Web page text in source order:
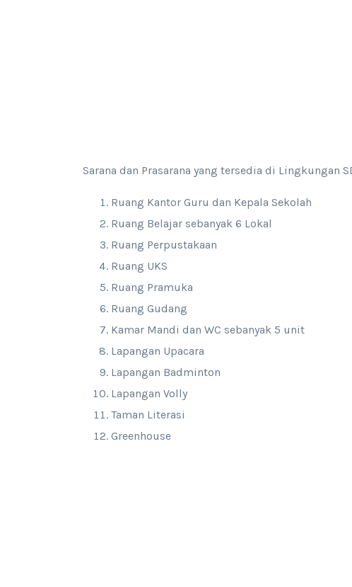
Sarana dan Prasarana yang tersedia di Lingkungan
Ruang Kantor Guru dan Kepala Sekolah
Ruang Belajar sebanyak 6 Lokal
Ruang Perpustakaan
Ruang UKS
Ruang Pramuka
Ruang Gudang
Kamar Mandi dan WC sebanyak 5 unit
Lapangan Upacara
Lapangan Badminton
Lapangan Volly
Taman Literasi
Greenhouse